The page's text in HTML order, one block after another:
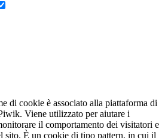
di cookie è associato alla piattaforma di
Viene utilizzato per aiutare i
il comportamento dei visitatori e
sito. È un cookie di tipo pattern, in cui il